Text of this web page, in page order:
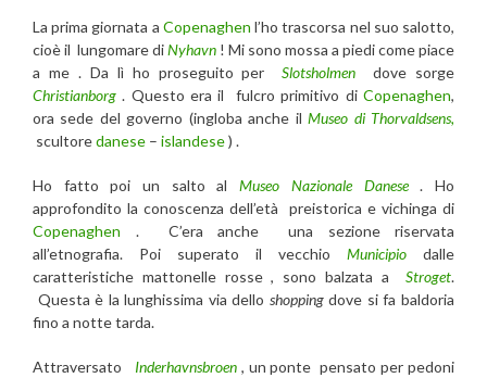
La prima giornata a Copenaghen l’ho trascorsa nel suo salotto,
cioè il lungomare diNyhavn ! Mi sono mossa a piedi come piace
a me . Da lì ho proseguito per
Slotsholmen
dove sorge
Christianborg. Questo era il fulcro primitivo diCopenaghen,
ora sede del governo (ingloba anche ilMuseo di Thorvaldsens,
scultoredanese – islandese) .
Ho fatto poi un salto alMuseo Nazionale Danese. Ho
approfondito la conoscenza dell’età preistorica e vichinga di
Copenaghen . C’era anche una sezione riservata
all’etnografia. Poi superato il vecchio Municipio dalle
caratteristiche mattonelle rosse , sono balzata a Stroget.
Questa è la lunghissima via dello shoppingdove si fa baldoria
fino a notte tarda.
Attraversato Inderhavnsbroen, un ponte pensato per pedoni